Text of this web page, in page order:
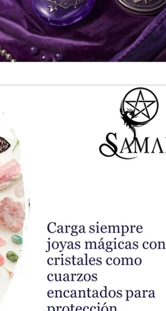
de una bruja
Adivinación Dones